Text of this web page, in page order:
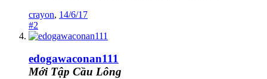
crayon, 14/6/17
#2
edogawaconan111
Mới Tập Cầu Lông